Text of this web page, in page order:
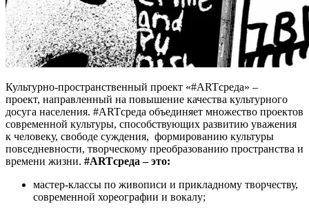
Культурно-пространственный проект «#ARTсреда» –
проект, направленный на повышение качества культурного
досуга населения. #ARTсреда объединяет множество проектов
современной культуры, способствующих развитию уважения
к человеку, свободе суждения, формированию культуры
повседневности, творческому преобразованию пространства и
времени жизни. #ARTсреда – это:
мастер-классы по живописи и прикладному творчеству,
современной хореографии и вокалу;